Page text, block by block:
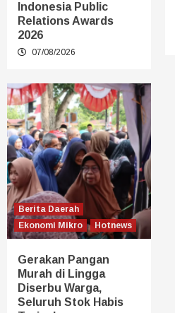
Indonesia Public
Relations Awards
2026
07/08/2026
Berita Daerah
Ekonomi Mikro
Hotnews
Gerakan Pangan
Murah di Lingga
Diserbu Warga,
Seluruh Stok Habis